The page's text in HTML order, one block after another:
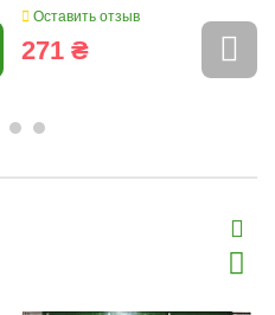
Оставить отзыв
271 ₴